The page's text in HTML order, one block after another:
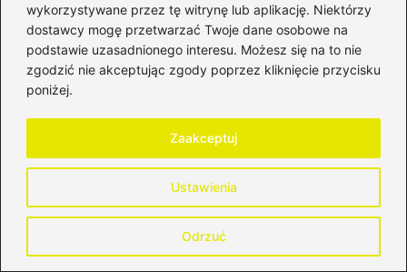
wykorzystywane przez tę witrynę lub aplikację. Niektórzy
dostawcy mogę przetwarzać Twoje dane osobowe na
podstawie uzasadnionego interesu. Możesz się na to nie
zgodzić nie akceptując zgody poprzez kliknięcie przycisku
poniżej.
Ustawienia
Odrzuć
Zaakceptuj
Bartosz Tomczyk
Bartosz, czyli autor bloga HistoriaPieniadza.pl, od lat
zgłębia świat finansów, bankowości, inwestycji oraz rynków
kapitałowych. Interesuje się zarówno historią pieniądza i
systemów finansowych, jak i współczesnymi mechanizmami
Na blogu analizuje zagadnienia związane z bankowością,
funkcjonowaniem instytucji finansowych, inwestowaniem na
wpływają na wartość pieniądza w czasie. Stawia na
merytoryczne podejście, jasne tłumaczenie złożonych
tematów i kontekst historyczny, który pomaga lepiej
zrozumieć dzisiejsze decyzje finansowe.